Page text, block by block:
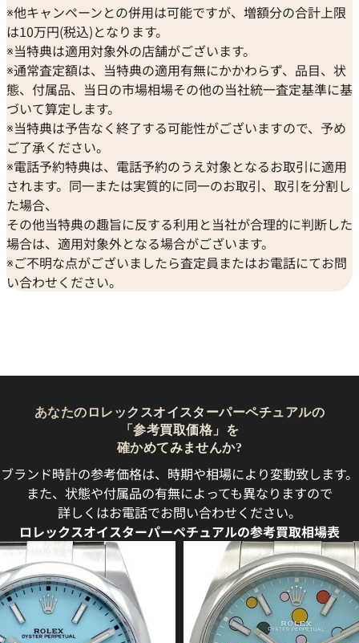
※他キャンペーンとの併用は可能ですが、増額分の合計上限
は10万円(税込)となります。
※当特典は適用対象外の店舗がございます。
※通常査定額は、当特典の適用有無にかかわらず、品目、状
態、付属品、当日の市場相場その他の当社統一査定基準に基
づいて算定します。
※当特典は予告なく終了する可能性がございますので、予め
ご了承ください。
※電話予約特典は、電話予約のうえ対象となるお取引に適用
されます。同一または実質的に同一のお取引、取引を分割し
た場合、
その他当特典の趣旨に反する利用と当社が合理的に判断した
場合は、適用対象外となる場合がございます。
※ご不明な点がございましたら査定員またはお電話にてお問
い合わせください。
あなたのロレックスオイスターパーペチュアルの
「参考買取価格」を
確かめてみませんか?
ブランド時計の参考価格は、時期や相場により変動致します。
また、状態や付属品の有無によっても異なりますので
詳しくはお電話でお問い合わせください。
ロレックスオイスターパーペチュアルの参考買取相場表